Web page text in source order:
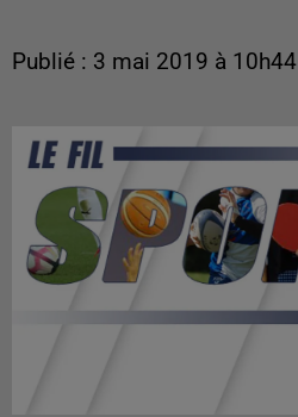
Publié : 3 mai 2019 à 10h44